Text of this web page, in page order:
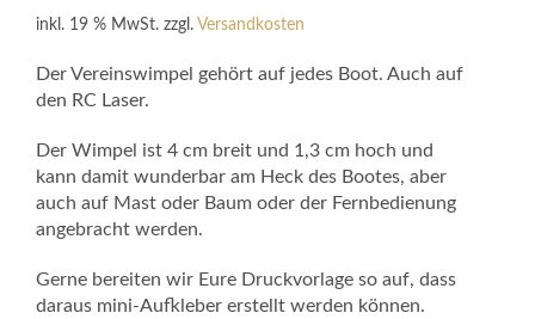
inkl. 19 % MwSt. zzgl. Versandkosten
Der Vereinswimpel gehört auf jedes Boot. Auch auf
den RC Laser.
Der Wimpel ist 4 cm breit und 1,3 cm hoch und
kann damit wunderbar am Heck des Bootes, aber
auch auf Mast oder Baum oder der Fernbedienung
angebracht werden.
Gerne bereiten wir Eure Druckvorlage so auf, dass
daraus mini-Aufkleber erstellt werden können.